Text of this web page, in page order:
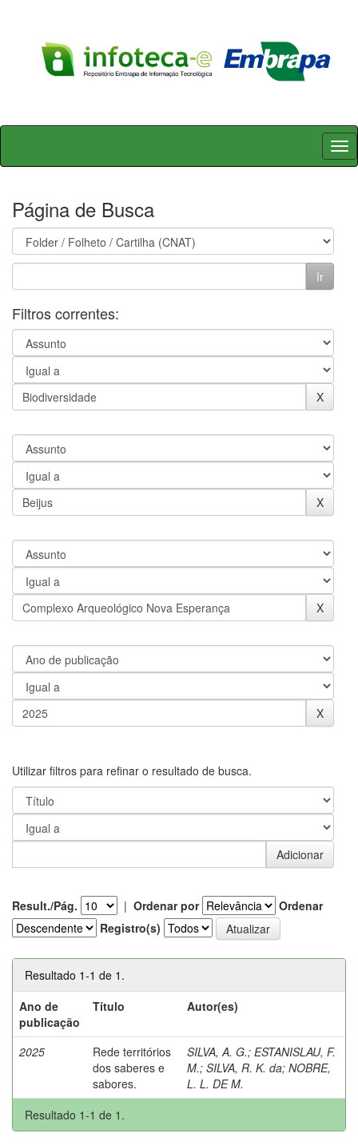
Skip
Página de Busca
Filtros correntes:
Utilizar filtros para refinar o resultado de busca.
Result./Pág. | Ordenar por
Ordenar
Registro(s)
Resultado 1-1 de 1.
Ano de
publicação
Título Autor(es)
2025
Rede territórios
dos saberes e
sabores.
SILVA, A. G.; ESTANISLAU, F.
M.; SILVA, R. K. da; NOBRE,
L. L. DE M.
Resultado 1-1 de 1.